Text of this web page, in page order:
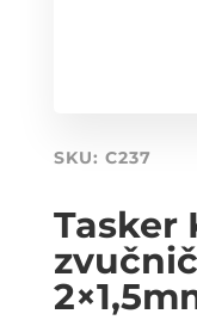
SKU: C237
Tasker